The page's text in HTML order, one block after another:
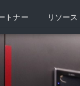
トナー リソース